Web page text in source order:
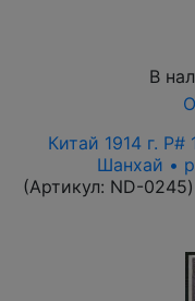
В
Китай 1914 г.
Шанхай •
(Артикул: ND-0245)